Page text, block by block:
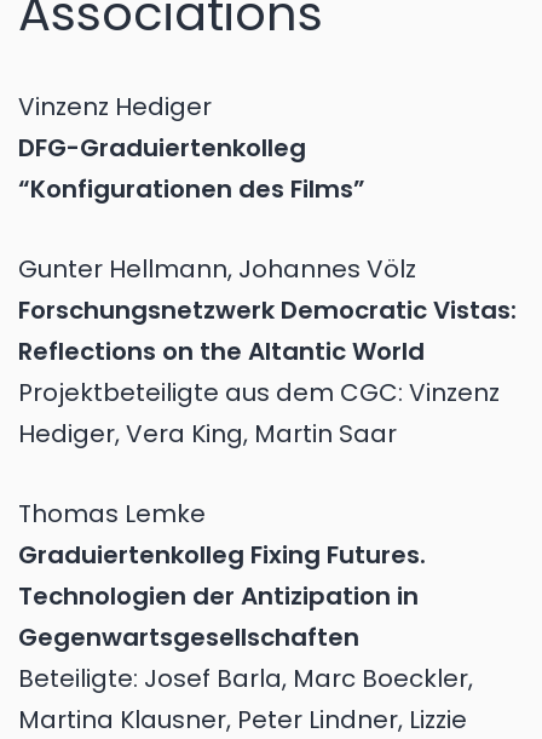
Associations
Vinzenz Hediger
DFG-Graduiertenkolleg
“Konfigurationen des Films”
Gunter Hellmann, Johannes Völz
Forschungsnetzwerk Democratic Vistas:
Reflections on the Altantic World
Projektbeteiligte aus dem CGC: Vinzenz
Hediger, Vera King, Martin Saar
Thomas Lemke
Graduiertenkolleg Fixing Futures.
Technologien der Antizipation in
Gegenwartsgesellschaften
Beteiligte: Josef Barla, Marc Boeckler,
Martina Klausner, Peter Lindner, Lizzie